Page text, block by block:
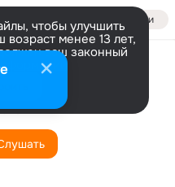
Войти
чтобы улучшить
возраст менее 13 лет,
ваш законный
в Росії
Лютий